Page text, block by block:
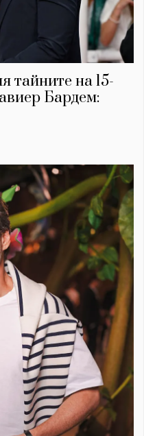
тайните на 15-
Бардем: